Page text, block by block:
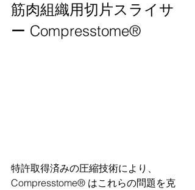
筋肉組織用切片スライサ
ー Compresstome®
特許取得済みの圧縮技術により、
Compresstome® はこれらの問題を克